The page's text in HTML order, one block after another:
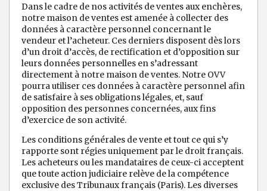
Dans le cadre de nos activités de ventes aux enchères,
notre maison de ventes est amenée à collecter des
données à caractère personnel concernant le
vendeur et l’acheteur. Ces derniers disposent dès lors
d’un droit d’accès, de rectification et d’opposition sur
leurs données personnelles en s’adressant
directement à notre maison de ventes. Notre OVV
pourra utiliser ces données à caractère personnel afin
de satisfaire à ses obligations légales, et, sauf
opposition des personnes concernées, aux fins
d’exercice de son activité.
Les conditions générales de vente et tout ce qui s’y
rapporte sont régies uniquement par le droit français.
Les acheteurs ou les mandataires de ceux-ci acceptent
que toute action judiciaire relève de la compétence
exclusive des Tribunaux français (Paris). Les diverses